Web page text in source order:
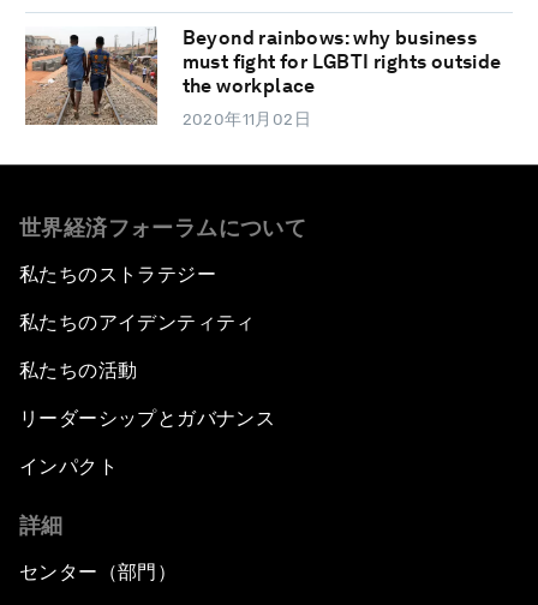
Beyond rainbows: why business
must fight for LGBTI rights outside
the workplace
2020年11月02日
世界経済フォーラムについて
私たちのストラテジー
私たちのアイデンティティ
私たちの活動
リーダーシップとガバナンス
インパクト
詳細
センター（部門）